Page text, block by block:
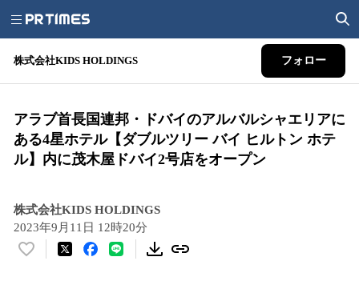
株式会社KIDS HOLDINGS フォロー
アラブ首長国連邦・ドバイのアルバルシャエリアに
ある4星ホテル【ダブルツリー バイ ヒルトン ホテ
ル】内に茂木屋ドバイ2号店をオープン
株式会社KIDS HOLDINGS
2023年9月11日 12時20分
い